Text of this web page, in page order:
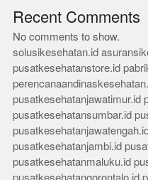
Recent Comments
No comments to show.
solusikesehatan.id
pusatkesehatanstore.id
pusatkesehatanjawatimur.id
pusatkesehatansumbar.id
pusatkesehatanjambi.id
pusatkesehatanmaluku.id